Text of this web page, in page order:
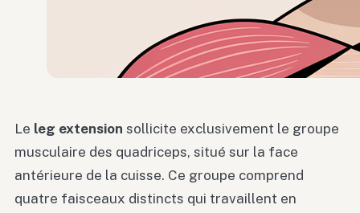
Le leg extension sollicite exclusivement le groupe
musculaire des quadriceps, situé sur la face
antérieure de la cuisse. Ce groupe comprend
quatre faisceaux distincts qui travaillent en